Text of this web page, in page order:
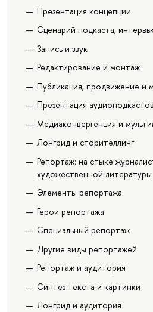
Презентация концепции
Сценарий подкаста,
Запись и звук
Редактирование и монтаж
Публикация, продвижение и
Презентация аудиоподкастов
Медиаконвергенция и
Лонгрид и сторителлинг
Репортаж: на стыке
художественной литературы
Элементы репортажа
Герои репортажа
Специальный репортаж
Другие виды репортажей
Репортаж и аудитория
Синтез текста и картинки
Лонгрид и аудитория